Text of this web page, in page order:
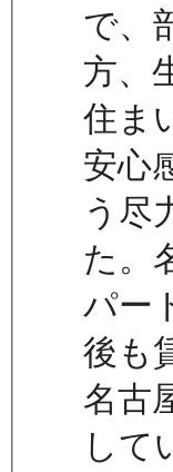
で、
方、
住ま
安心
う尽
た。
パー
後も
名古
して